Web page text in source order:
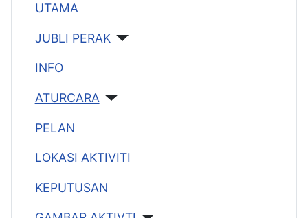
UTAMA
JUBLI PERAK
INFO
ATURCARA
PELAN
LOKASI AKTIVITI
KEPUTUSAN